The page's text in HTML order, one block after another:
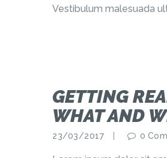
Vestibulum malesuada
GETTING
WHAT AND
23/03/2017 0